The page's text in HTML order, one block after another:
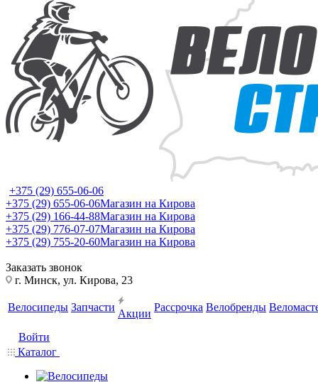
+375 (29) 655-06-06
+375 (29) 655-06-06Магазин на Кирова
+375 (29) 166-44-88Магазин на Кирова
+375 (29) 776-07-07Магазин на Кирова
+375 (29) 755-20-60Магазин на Кирова
Заказать звонок
г. Минск, ул. Кирова, 23
Велосипеды Запчасти
Акции
Рассрочка Велобренды
Войти
Каталог